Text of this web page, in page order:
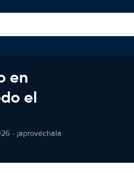
en
el
- ¡aprovéchala